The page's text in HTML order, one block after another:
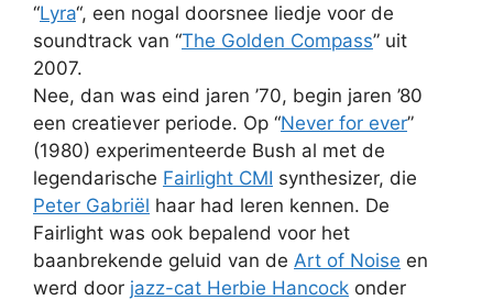
“Lyra“, een nogal doorsnee liedje voor de
soundtrack van “The Golden Compass” uit
2007.
Nee, dan was eind jaren ’70, begin jaren ’80
een creatiever periode. Op “Never for ever”
(1980) experimenteerde Bush al met de
legendarische Fairlight CMI synthesizer, die
Peter Gabriël haar had leren kennen. De
Fairlight was ook bepalend voor het
baanbrekende geluid van de Art of Noise en
werd door jazz-cat Herbie Hancock onder